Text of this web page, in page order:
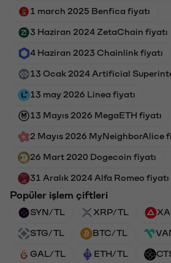
1 march 2025 Benfica fiyatı
3 Haziran 2024 ZetaChain fiyatı
4 Haziran 2023 Chainlink fiyatı
13 Ocak 2024 Artificial
13 may 2026 Linea fiyatı
13 Mayıs 2026 MegaETH fiyatı
2 Mayıs 2026 MyNeighborAlice
26 Mart 2020 Dogecoin fiyatı
31 Aralık 2024 Alfa Romeo fiyatı
Popüler işlem çiftleri
SYN/TL XRP/TL
STG/TL BTC/TL
GAL/TL ETH/TL